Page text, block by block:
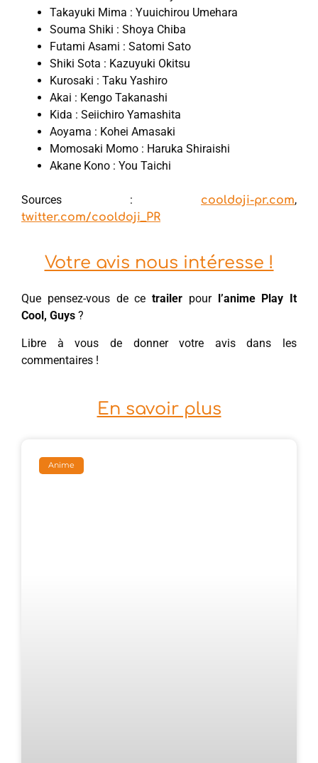
Takayuki Mima : Yuuichirou Umehara
Souma Shiki : Shoya Chiba
Futami Asami : Satomi Sato
Shiki Sota : Kazuyuki Okitsu
Kurosaki : Taku Yashiro
Akai : Kengo Takanashi
Kida : Seiichiro Yamashita
Aoyama : Kohei Amasaki
Momosaki Momo : Haruka Shiraishi
Akane Kono : You Taichi
Sources : cooldoji-pr.com,
twitter.com/cooldoji_PR
Votre avis nous intéresse !
Que pensez-vous de ce trailer pour l’anime Play It
Cool, Guys ?
Libre à vous de donner votre avis dans les
commentaires !
En savoir plus
Anime